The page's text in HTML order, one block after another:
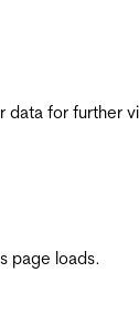
for further
page loads.